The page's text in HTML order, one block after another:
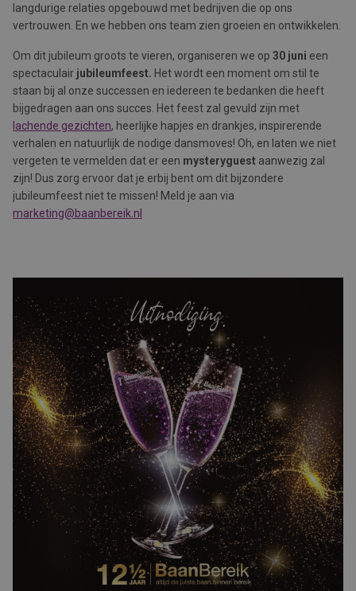
langdurige relaties opgebouwd met bedrijven die op ons
vertrouwen. En we hebben ons team zien groeien en ontwikkelen.
Om dit jubileum groots te vieren, organiseren we op 30 juni een
spectaculair jubileumfeest. Het wordt een moment om stil te
staan bij al onze successen en iedereen te bedanken die heeft
bijgedragen aan ons succes. Het feest zal gevuld zijn met
lachende gezichten, heerlijke hapjes en drankjes, inspirerende
verhalen en natuurlijk de nodige dansmoves! Oh, en laten we niet
vergeten te vermelden dat er een mysteryguest aanwezig zal
zijn! Dus zorg ervoor dat je erbij bent om dit bijzondere
jubileumfeest niet te missen! Meld je aan via
marketing@baanbereik.nl